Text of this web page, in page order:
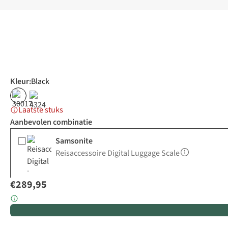
Kleur:Black
Laatste stuks
Aanbevolen combinatie
Samsonite
Reisaccessoire Digital Luggage Scale
€289,95